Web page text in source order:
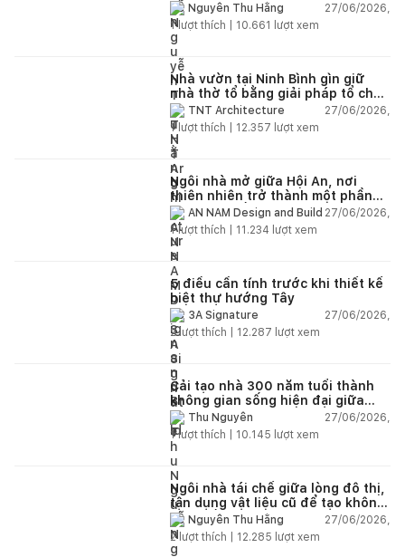
Nguyễn Thu Hằng
27/06/2026,
1lượt thích | 10.661 lượt xem
Nhà vườn tại Ninh Bình gìn giữ
nhà thờ tổ bằng giải pháp tổ chức
lại không gian
TNT Architecture
27/06/2026,
1lượt thích | 12.357 lượt xem
Ngôi nhà mở giữa Hội An, nơi
thiên nhiên trở thành một phần
của cuộc sống
AN NAM Design and Build 27/06/2026,
1lượt thích | 11.234 lượt xem
5 điều cần tính trước khi thiết kế
biệt thự hướng Tây
3A Signature
27/06/2026,
2lượt thích | 12.287 lượt xem
Cải tạo nhà 300 năm tuổi thành
không gian sống hiện đại giữa
thiên nhiên
Thu Nguyễn
27/06/2026,
1lượt thích | 10.145 lượt xem
Ngôi nhà tái chế giữa lòng đô thị,
tận dụng vật liệu cũ để tạo không
gian sống linh hoạt
Nguyễn Thu Hằng
27/06/2026,
2lượt thích | 12.285 lượt xem